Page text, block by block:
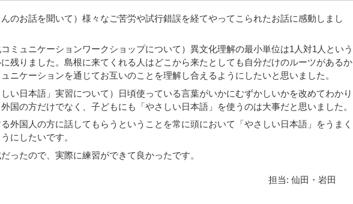
んのお話を聞いて）様々なご苦労や試行錯誤を経てやってこられたお話に感動しまし
コミュニケーションワークショップについて）異文化理解の最小単位は1人対1人という
残りました。島根に来てくれる人はどこから来たとしても自分だけのルーツがあるか
ニケーションを通じてお互いのことを理解し合えるようにしたいと思いました。
しい日本語」実習について）日頃使っている言葉がいかにむずかしいかを改めてわかり
外国の方だけでなく、子どもにも「やさしい日本語」を使うのは大事だと思いました。
外国人の方に話してもらうということを常に頭において「やさしい日本語」をうまく
にしたいです。
ったので、実際に練習ができて良かったです。
担当: 仙田・岩田